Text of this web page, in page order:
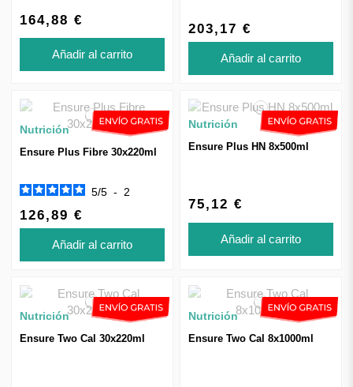
164,88 €
Añadir al carrito
203,17 €
Añadir al carrito
Nutrición
Ensure Plus Fibre 30x220ml
5/5 - 2
126,89 €
Añadir al carrito
Nutrición
Ensure Plus HN 8x500ml
75,12 €
Añadir al carrito
Nutrición
Ensure Two Cal 30x220ml
Nutrición
Ensure Two Cal 8x1000ml